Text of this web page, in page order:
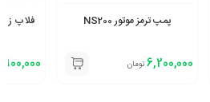
پمپ ترمز موتور NS200
6,200,000 تومان
فلاپ زیر